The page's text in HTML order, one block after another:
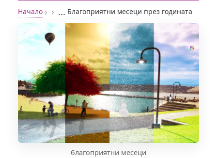
Начало › › ... Благоприятни месеци през годината
благоприятни месеци